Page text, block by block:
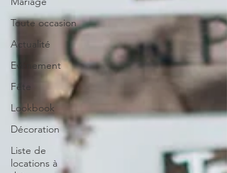
Toute occasion
Actualité
Evénement
Fête
Lookbook
Décoration
Liste de
locations à